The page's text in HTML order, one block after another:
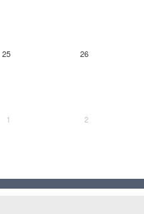
25 26
1 2